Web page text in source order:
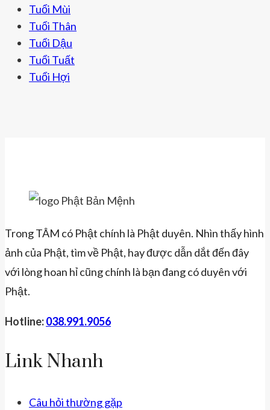
Tuổi Mùi
Tuổi Thân
Tuổi Dậu
Tuổi Tuất
Tuổi Hợi
Trong TÂM có Phật chính là Phật duyên. Nhìn thấy hình
ảnh của Phật, tìm về Phật, hay được dẫn dắt đến đây
với lòng hoan hỉ cũng chính là bạn đang có duyên với
Phật.
Hotline:038.991.9056
Link Nhanh
Câu hỏi thường gặp